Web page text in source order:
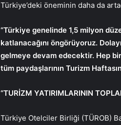
Türkiye’deki öneminin daha da
“Türkiye genelinde 1,5 milyon
katlanacağını öngörüyoruz.
gelmeye devam edecektir. Hep
tüm paydaşlarının Turizm
“TURİZM YATIRIMLARININ
Türkiye Otelciler Birliği (TÜROB)